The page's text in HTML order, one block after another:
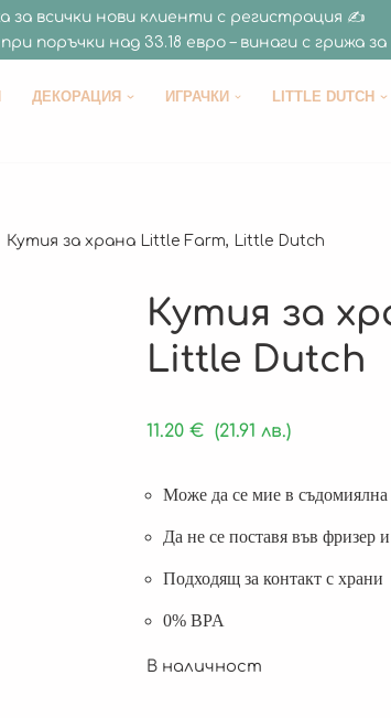
за всички нови клиенти с регистрация ✍
поръчки над 33.18 евро – винаги с грижа за
ДЕКОРАЦИЯ ИГРАЧКИ LITTLE DUTCH
Кутия за храна Little Farm, Little Dutch
Кутия за
Little Dutch
11.20 € (21.91 лв.)
Може да се мие в
Да не се поставя във фризер
Подходящ за контакт с храни
0% BPA
В наличност